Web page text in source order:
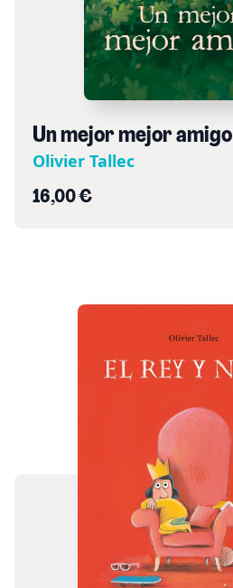
Un mejor mejor amigo
Olivier Tallec
16,00 €